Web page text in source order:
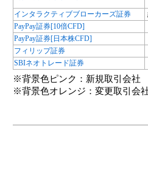
インタラクティブブローカーズ証券
PayPay証券[10倍CFD]
PayPay証券[日本株CFD]
フィリップ証券
SBIネオトレード証券
※背景色ピンク：新規取引会社
※背景色オレンジ：変更取引会